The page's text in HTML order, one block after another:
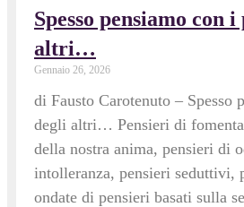
Spesso pensiamo con
altri…
Gennaio 26, 2026
di Fausto Carotenuto – Spesso
degli altri… Pensieri di
della nostra anima, pensieri di
intolleranza, pensieri seduttivi,
ondate di pensieri basati sulla